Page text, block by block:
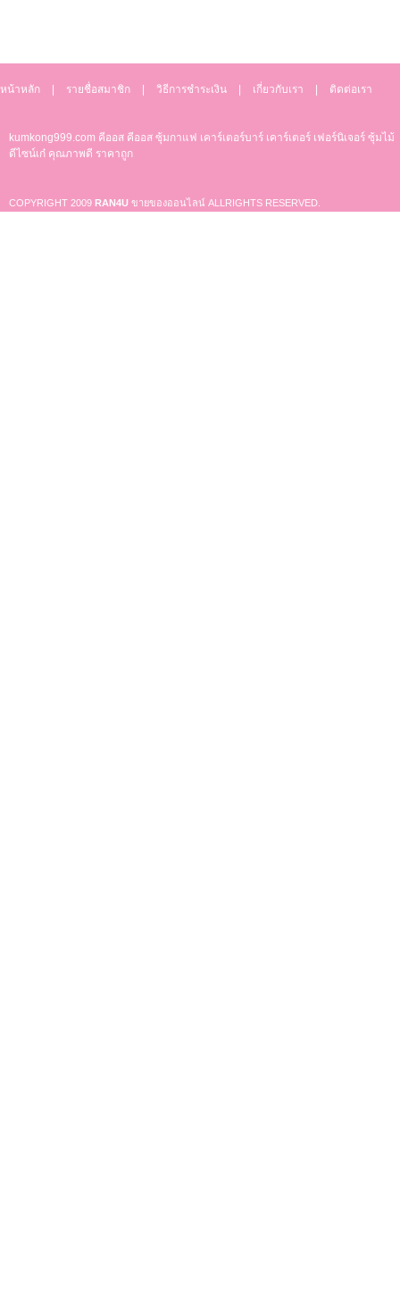
หน้าหลัก รายชื่อสมาชิก วิธีการชำระเงิน เกี่ยวกับเรา ติดต่อเรา
kumkong999.com คีออส คีออส ซุ้มกาแฟ เคาร์เตอร์บาร์ เคาร์เตอร์ เฟอร์นิเจอร์ ซุ้มไม้
ดีไซน์เก๋ คุณภาพดี ราคาถูก
COPYRIGHT 2009 RAN4U ขายของออนไลน์ ALLRIGHTS RESERVED.